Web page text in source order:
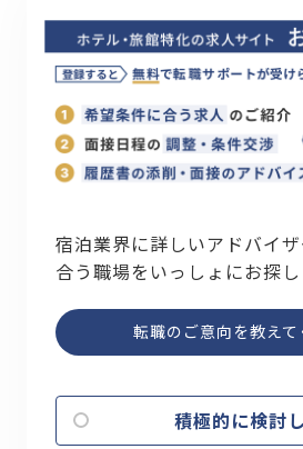
宿泊業界に詳しいアドバイ
合う職場をいっしょにお探し
転職のご意向を教えて
積極的に検討